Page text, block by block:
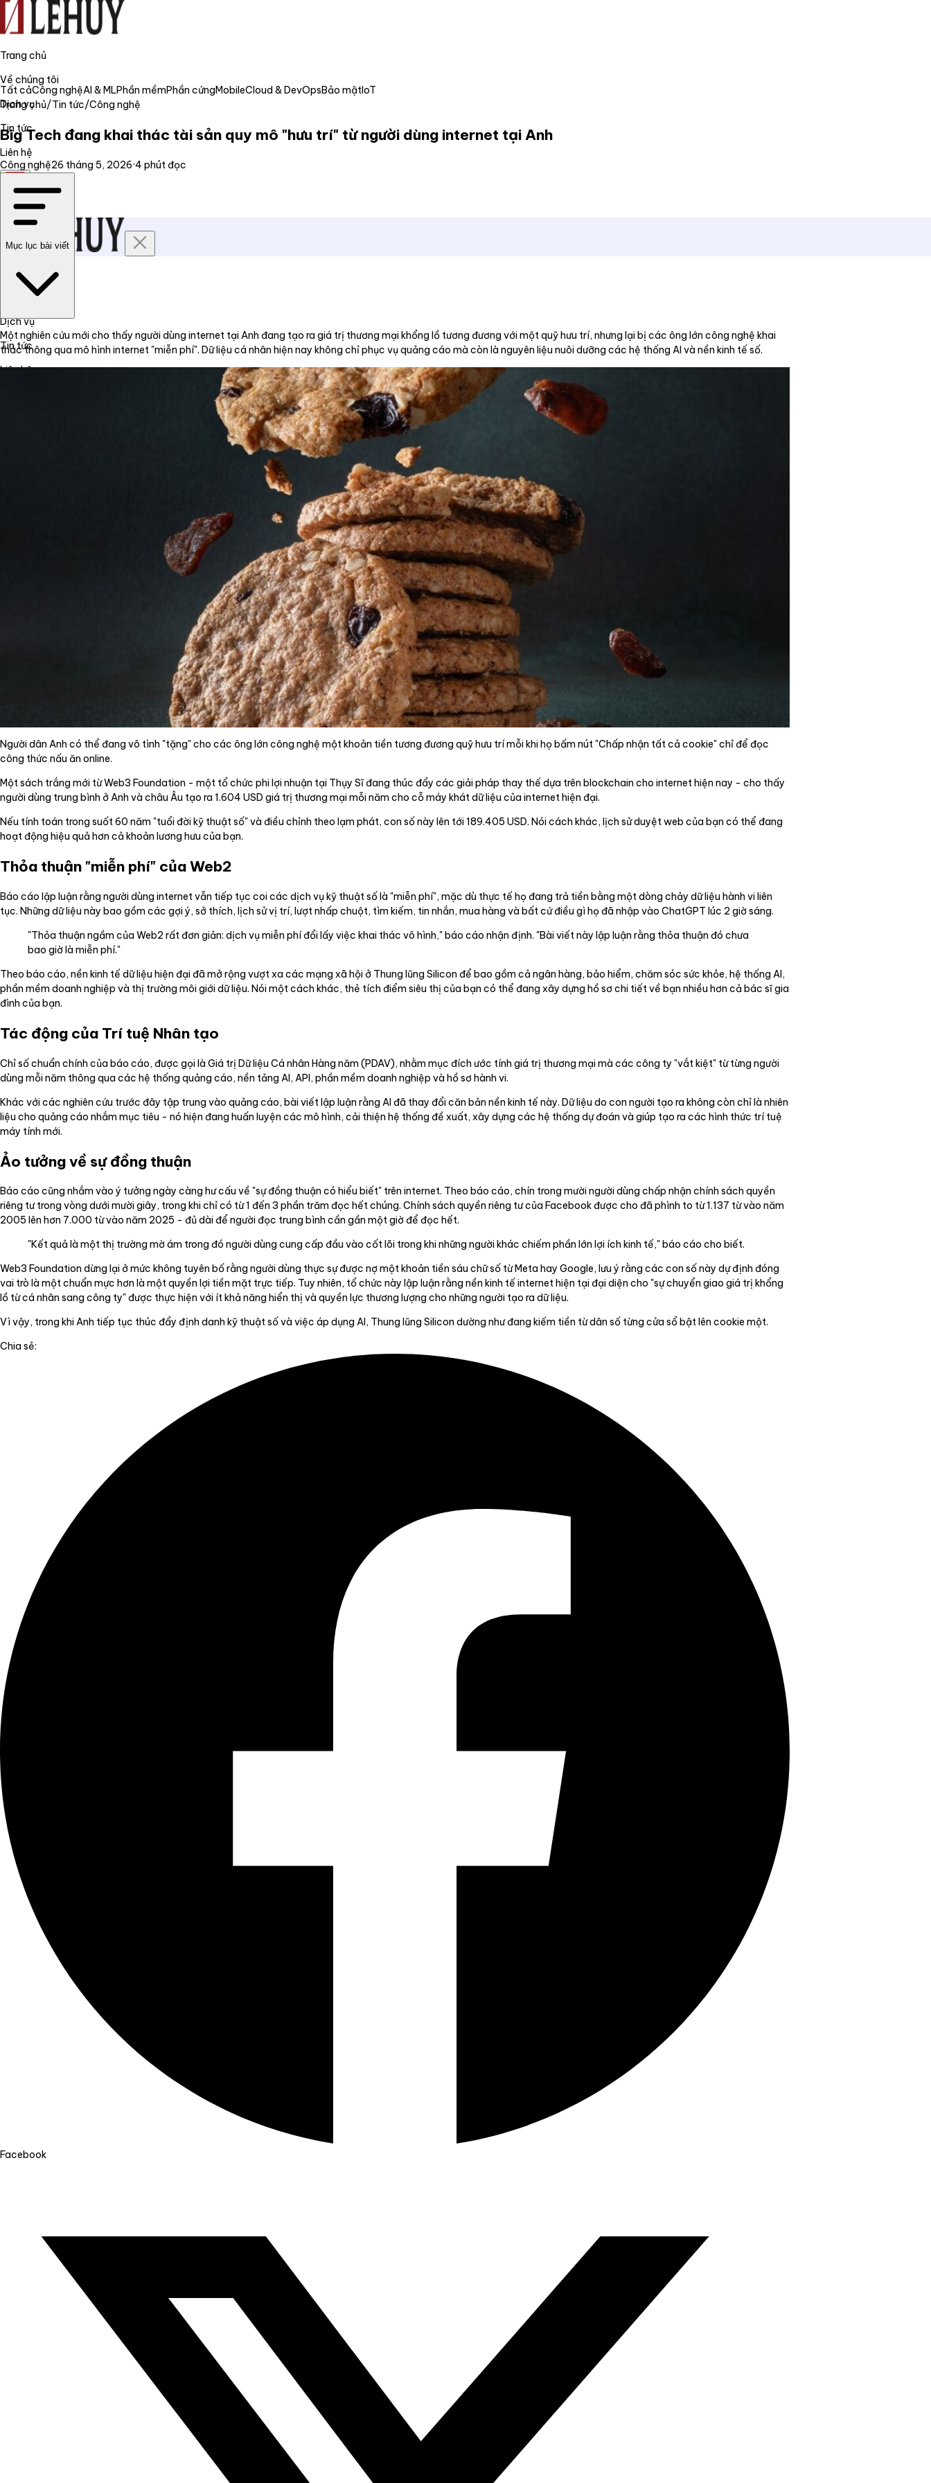
Trang chủ
Về chúng tôi
Dịch vụ
Tin tức
Liên hệ
Trang chủ
Về chúng tôi
Dịch vụ
Tin tức
Liên hệ
Tất cảCông nghệAI & MLPhần mềmPhần cứngMobileCloud & DevOpsBảo mậtIoT
Trang chủ/Tin tức/Công nghệ
Big Tech đang khai thác tài sản quy mô "hưu trí" từ người dùng internet tại Anh
Công nghệ26 tháng 5, 2026·4 phút đọc
Mục lục bài viết
Một nghiên cứu mới cho thấy người dùng internet tại Anh đang tạo ra giá trị thương mại khổng lồ tương đương với một quỹ hưu trí, nhưng lại bị các ông lớn công nghệ khai
thác thông qua mô hình internet "miễn phí". Dữ liệu cá nhân hiện nay không chỉ phục vụ quảng cáo mà còn là nguyên liệu nuôi dưỡng các hệ thống AI và nền kinh tế số.
Người dân Anh có thể đang vô tình "tặng" cho các ông lớn công nghệ một khoản tiền tương đương quỹ hưu trí mỗi khi họ bấm nút "Chấp nhận tất cả cookie" chỉ để đọc
công thức nấu ăn online.
Một sách trắng mới từ Web3 Foundation - một tổ chức phi lợi nhuận tại Thụy Sĩ đang thúc đẩy các giải pháp thay thế dựa trên blockchain cho internet hiện nay - cho thấy
người dùng trung bình ở Anh và châu Âu tạo ra 1.604 USD giá trị thương mại mỗi năm cho cỗ máy khát dữ liệu của internet hiện đại.
Nếu tính toán trong suốt 60 năm "tuổi đời kỹ thuật số" và điều chỉnh theo lạm phát, con số này lên tới 189.405 USD. Nói cách khác, lịch sử duyệt web của bạn có thể đang
hoạt động hiệu quả hơn cả khoản lương hưu của bạn.
Thỏa thuận "miễn phí" của Web2
Báo cáo lập luận rằng người dùng internet vẫn tiếp tục coi các dịch vụ kỹ thuật số là "miễn phí", mặc dù thực tế họ đang trả tiền bằng một dòng chảy dữ liệu hành vi liên
tục. Những dữ liệu này bao gồm các gợi ý, sở thích, lịch sử vị trí, lượt nhấp chuột, tìm kiếm, tin nhắn, mua hàng và bất cứ điều gì họ đã nhập vào ChatGPT lúc 2 giờ sáng.
"Thỏa thuận ngầm của Web2 rất đơn giản: dịch vụ miễn phí đổi lấy việc khai thác vô hình," báo cáo nhận định. "Bài viết này lập luận rằng thỏa thuận đó chưa
bao giờ là miễn phí."
Theo báo cáo, nền kinh tế dữ liệu hiện đại đã mở rộng vượt xa các mạng xã hội ở Thung lũng Silicon để bao gồm cả ngân hàng, bảo hiểm, chăm sóc sức khỏe, hệ thống AI,
phần mềm doanh nghiệp và thị trường môi giới dữ liệu. Nói một cách khác, thẻ tích điểm siêu thị của bạn có thể đang xây dựng hồ sơ chi tiết về bạn nhiều hơn cả bác sĩ gia
đình của bạn.
Tác động của Trí tuệ Nhân tạo
Chỉ số chuẩn chính của báo cáo, được gọi là Giá trị Dữ liệu Cá nhân Hàng năm (PDAV), nhằm mục đích ước tính giá trị thương mại mà các công ty "vắt kiệt" từ từng người
dùng mỗi năm thông qua các hệ thống quảng cáo, nền tảng AI, API, phần mềm doanh nghiệp và hồ sơ hành vi.
Khác với các nghiên cứu trước đây tập trung vào quảng cáo, bài viết lập luận rằng AI đã thay đổi căn bản nền kinh tế này. Dữ liệu do con người tạo ra không còn chỉ là nhiên
liệu cho quảng cáo nhắm mục tiêu - nó hiện đang huấn luyện các mô hình, cải thiện hệ thống đề xuất, xây dựng các hệ thống dự đoán và giúp tạo ra các hình thức trí tuệ
máy tính mới.
Ảo tưởng về sự đồng thuận
Báo cáo cũng nhắm vào ý tưởng ngày càng hư cấu về "sự đồng thuận có hiểu biết" trên internet. Theo báo cáo, chín trong mười người dùng chấp nhận chính sách quyền
riêng tư trong vòng dưới mười giây, trong khi chỉ có từ 1 đến 3 phần trăm đọc hết chúng. Chính sách quyền riêng tư của Facebook được cho đã phình to từ 1.137 từ vào năm
2005 lên hơn 7.000 từ vào năm 2025 - đủ dài để người đọc trung bình cần gần một giờ để đọc hết.
"Kết quả là một thị trường mờ ám trong đó người dùng cung cấp đầu vào cốt lõi trong khi những người khác chiếm phần lớn lợi ích kinh tế," báo cáo cho biết.
Web3 Foundation dừng lại ở mức không tuyên bố rằng người dùng thực sự được nợ một khoản tiền sáu chữ số từ Meta hay Google, lưu ý rằng các con số này dự định đóng
vai trò là một chuẩn mực hơn là một quyền lợi tiền mặt trực tiếp. Tuy nhiên, tổ chức này lập luận rằng nền kinh tế internet hiện tại đại diện cho "sự chuyển giao giá trị khổng
lồ từ cá nhân sang công ty" được thực hiện với ít khả năng hiển thị và quyền lực thương lượng cho những người tạo ra dữ liệu.
Vì vậy, trong khi Anh tiếp tục thúc đẩy định danh kỹ thuật số và việc áp dụng AI, Thung lũng Silicon dường như đang kiếm tiền từ dân số từng cửa sổ bật lên cookie một.
Chia sẻ:
Facebook